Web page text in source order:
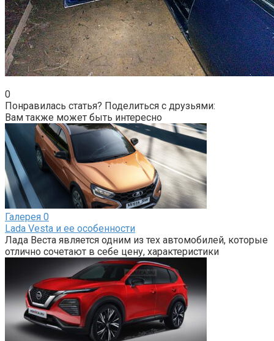
0
Понравилась статья? Поделиться с друзьями:
Вам также может быть интересно
Галерея 0
Lada Vesta и ее особенности
Лада Веста является одним из тех автомобилей, которые
отлично сочетают в себе цену, характеристики